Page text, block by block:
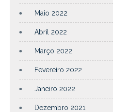
Maio 2022
Abril 2022
Março 2022
Fevereiro 2022
Janeiro 2022
Dezembro 2021